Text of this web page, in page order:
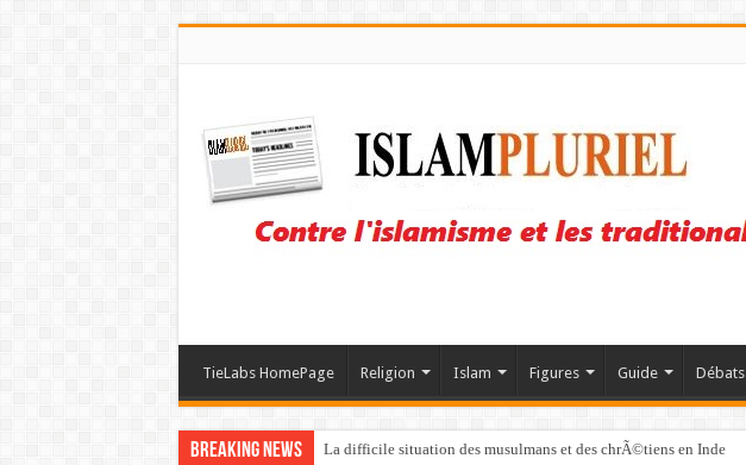
TieLabs HomePage Religion Islam Figures Guide Débats
Breaking News La difficile situation des musulmans et des chrÃ©tiens en Inde